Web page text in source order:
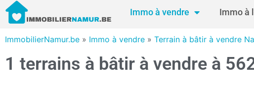
Immo à vendre Immo à
ImmobilierNamur.be » Immo à vendre » Terrain à bâtir à vendre
1 terrains à bâtir à vendre à